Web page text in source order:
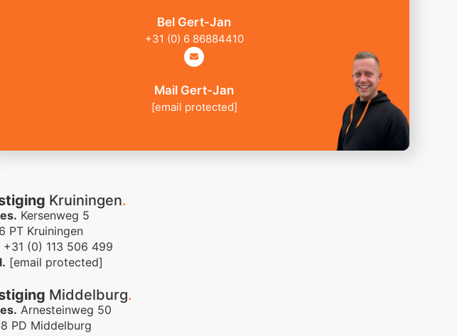
Kruiningen.
Kersenweg 5
PT Kruiningen
+31 (0) 113 506 499
[email protected]
Middelburg.
Arnesteinweg 50
PD Middelburg
Bel Gert-Jan
+31 (0) 6 86884410
Mail Gert-Jan
[email protected]